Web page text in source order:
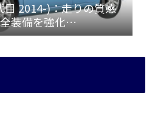
2014-)：走りの質感
装備を強化